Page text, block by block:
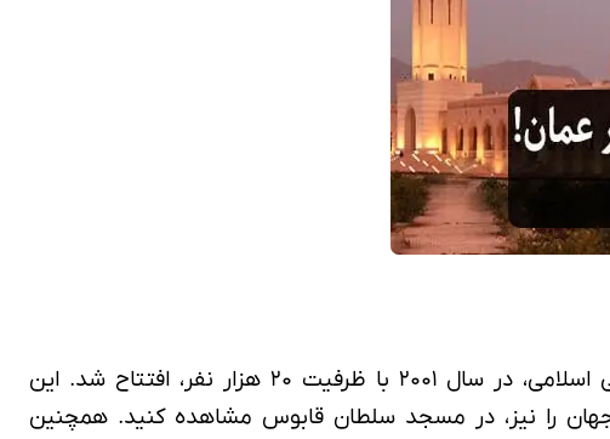
، یکی از زیباترین و بزرگ‌ترین مساجد کشور عمان است. این مسجد با معماری ایرانی اسلامی، در سال ۲۰۰۱ با ظرفیت ۲۰ هزار نفر، افتتاح شد. این
کریستالی جهان را نیز، در مسجد سلطان قابوس مشاهده کنید. همچنین